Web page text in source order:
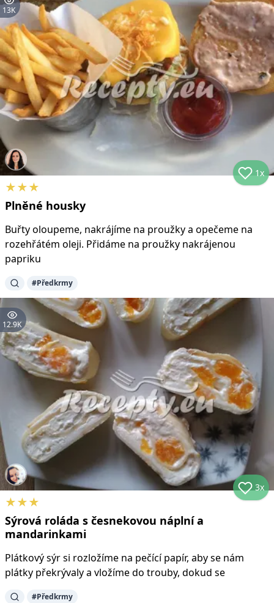
13K
1x
★★★
Plněné housky
Buřty oloupeme, nakrájíme na proužky a opečeme na
rozehřátém oleji. Přidáme na proužky nakrájenou
papriku
#Předkrmy
12.9K
3x
★★★
Sýrová roláda s česnekovou náplní a
mandarinkami
Plátkový sýr si rozložíme na pečící papír, aby se nám
plátky překrývaly a vložíme do trouby, dokud se
#Předkrmy